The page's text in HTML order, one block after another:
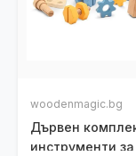
woodenmagic.bg
Дървен
инструменти